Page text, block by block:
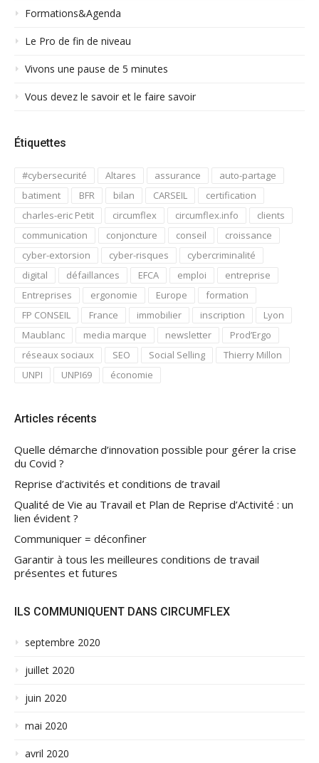
Formations&Agenda
Le Pro de fin de niveau
Vivons une pause de 5 minutes
Vous devez le savoir et le faire savoir
Étiquettes
#cybersecurité Altares assurance
auto-partage
batiment
BFR bilan CARSEIL
certification
charles-eric Petit
circumflex circumflex.info
clients
communication
conjoncture conseil
croissance
cyber-extorsion
cyber-risques
cybercriminalité
digital
défaillances EFCA emploi
entreprise
Entreprises
ergonomie Europe
formation
FP CONSEIL
France immobilier inscription
Lyon
Maublanc
media marque newsletter
Prod’Ergo
réseaux sociaux
SEO Social Selling
Thierry Millon
UNPI
UNPI69 économie
Articles récents
Quelle démarche d’innovation possible pour gérer la crise
du Covid ?
Reprise d’activités et conditions de travail
Qualité de Vie au Travail et Plan de Reprise d’Activité : un
lien évident ?
Communiquer = déconfiner
Garantir à tous les meilleures conditions de travail
présentes et futures
ILS COMMUNIQUENT DANS CIRCUMFLEX
septembre 2020
juillet 2020
juin 2020
mai 2020
avril 2020